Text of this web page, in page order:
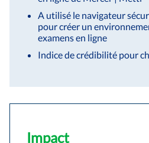
A utilisé le navigateur
pour créer un
examens en ligne
Indice de crédibilité pour
Impact